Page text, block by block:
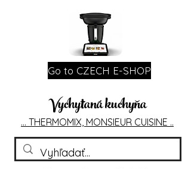
Vychytaná kuchyňa
... THERMOMIX, MONSIEUR CUISINE ..
Go to CZECH E-SHOP